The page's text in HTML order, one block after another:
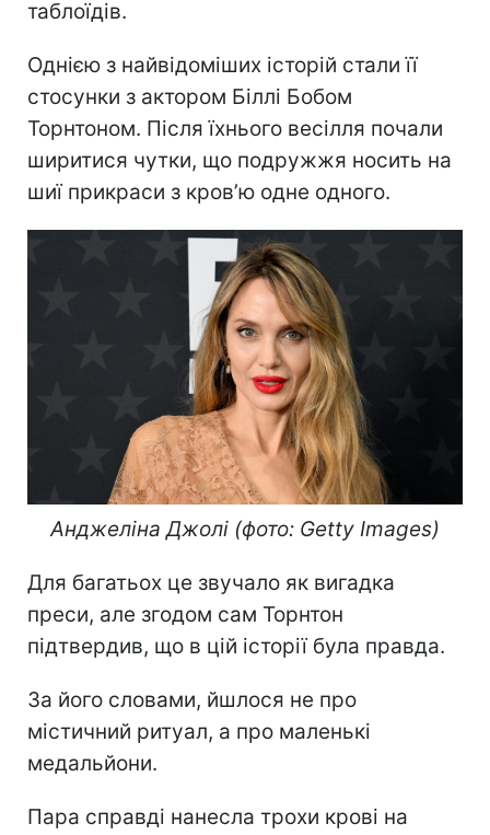
таблоїдів.
Однією з найвідоміших історій стали її
стосунки з актором Біллі Бобом
Торнтоном. Після їхнього весілля почали
ширитися чутки, що подружжя носить на
шиї прикраси з кров’ю одне одного.
Анджеліна Джолі (фото: Getty Images)
Для багатьох це звучало як вигадка
преси, але згодом сам Торнтон
підтвердив, що в цій історії була правда.
За його словами, йшлося не про
містичний ритуал, а про маленькі
медальйони.
Пара справді нанесла трохи крові на